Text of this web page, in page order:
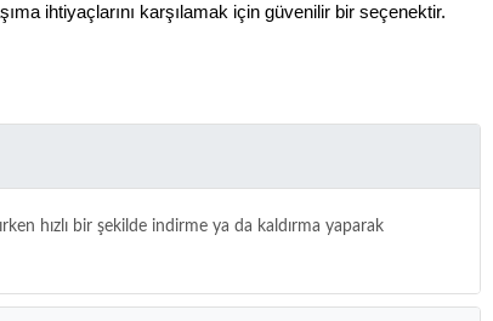
ihtiyaçlarını karşılamak için güvenilir bir seçenektir.
hızlı bir şekilde indirme ya da kaldırma yaparak